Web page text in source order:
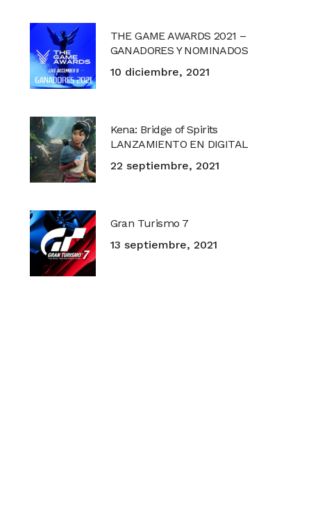
THE GAME AWARDS 2021 –
GANADORES Y NOMINADOS
10 diciembre, 2021
Kena: Bridge of Spirits
LANZAMIENTO EN DIGITAL
22 septiembre, 2021
Gran Turismo 7
13 septiembre, 2021